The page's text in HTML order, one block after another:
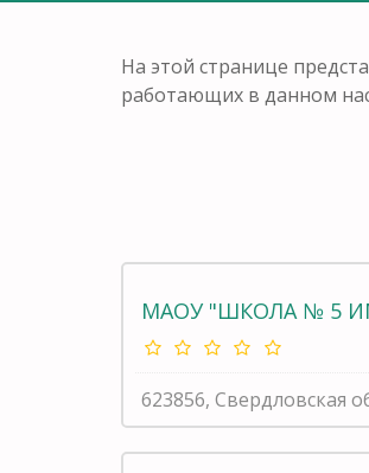
На этой странице
работающих в данном
МАОУ "ШКОЛА № 5
623856, Свердловская